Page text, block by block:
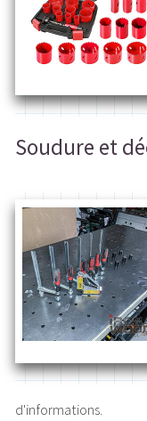
Soudure et
d'informations.